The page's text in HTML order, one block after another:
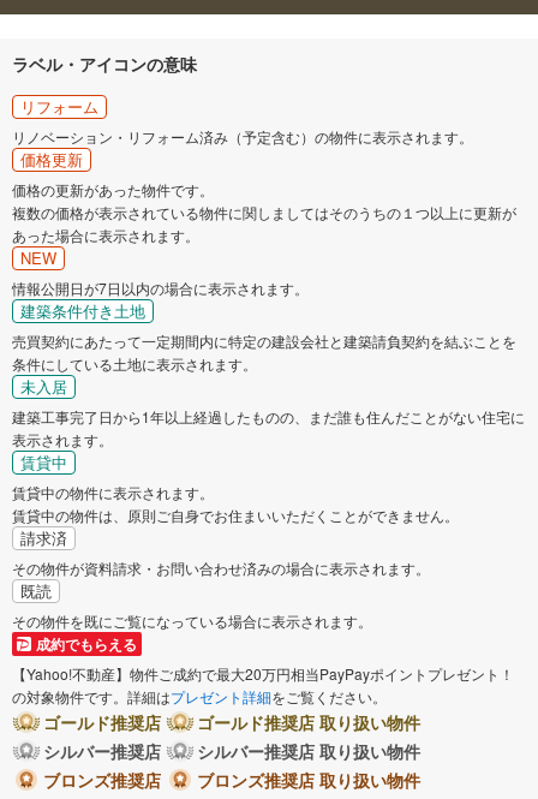
ラベル・アイコンの意味
リフォーム
リノベーション・リフォーム済み（予定含む）の物件に表示されます。
価格更新
価格の更新があった物件です。
複数の価格が表示されている物件に関しましてはそのうちの１つ以上に更新が
あった場合に表示されます。
NEW
情報公開日が7日以内の場合に表示されます。
建築条件付き土地
売買契約にあたって一定期間内に特定の建設会社と建築請負契約を結ぶことを
条件にしている土地に表示されます。
未入居
建築工事完了日から1年以上経過したものの、まだ誰も住んだことがない住宅に
表示されます。
賃貸中
賃貸中の物件に表示されます。
賃貸中の物件は、原則ご自身でお住まいいただくことができません。
請求済
その物件が資料請求・お問い合わせ済みの場合に表示されます。
既読
その物件を既にご覧になっている場合に表示されます。
成約でもらえる
【Yahoo!不動産】物件ご成約で最大20万円相当PayPayポイントプレゼント！
の対象物件です。詳細はプレゼント詳細をご覧ください。
ゴールド推奨店
ゴールド推奨店 取り扱い物件
シルバー推奨店
シルバー推奨店 取り扱い物件
ブロンズ推奨店
ブロンズ推奨店 取り扱い物件